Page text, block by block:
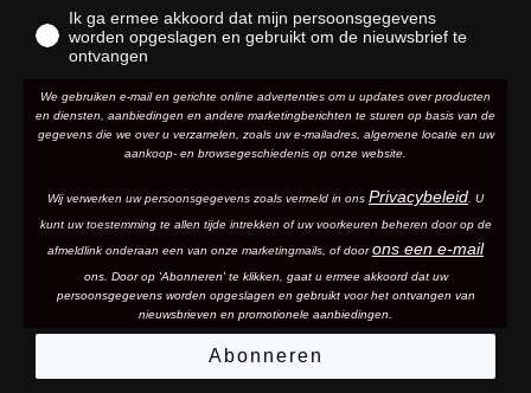
Ik ga ermee akkoord dat mijn persoonsgegevens
worden opgeslagen en gebruikt om de nieuwsbrief te
ontvangen
We gebruiken e-mail en gerichte online advertenties om u updates over producten
en diensten, aanbiedingen en andere marketingberichten te sturen op basis van de
gegevens die we over u verzamelen, zoals uw e-mailadres, algemene locatie en uw
aankoop- en browsegeschiedenis op onze website.
Wij verwerken uw persoonsgegevens zoals vermeld in ons Privacybeleid . U
kunt uw toestemming te allen tijde intrekken of uw voorkeuren beheren door op de
afmeldlink onderaan een van onze marketingmails , of doorons een e-mail
ons. Door op 'Abonneren' te klikken, gaat u ermee akkoord dat uw
persoonsgegevens worden opgeslagen en gebruikt voor het ontvangen van
nieuwsbrieven en promotionele aanbiedingen.
Abonneren